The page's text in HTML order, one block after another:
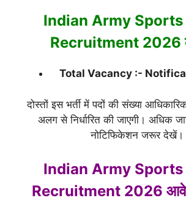
Indian Army Sports
Recruitment 2026
Total Vacancy :-
दोस्तों इस भर्ती में पदों की संख्या
अलग से निर्धारित की जाएगी। अधिक
नोटिफिकेशन जरूर देखें।
Indian Army Sports
Recruitment 2026